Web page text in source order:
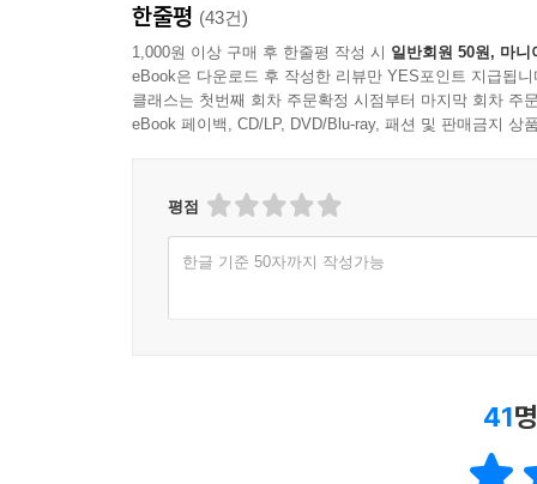
한줄평 (43건)
1,000원 이상 구매 후 한줄평 작성 시 일반회원 50원, 마니
eBook은 다운로드 후 작성한 리뷰만 YES포인트 지급됩니
클래스는 첫번째 회차 주문확정 시점부터 마지막 회차 주
eBook 페이백, CD/LP, DVD/Blu-ray, 패션 및 판매금지 상
평점
한글 기준 50자까지 작성가능
41